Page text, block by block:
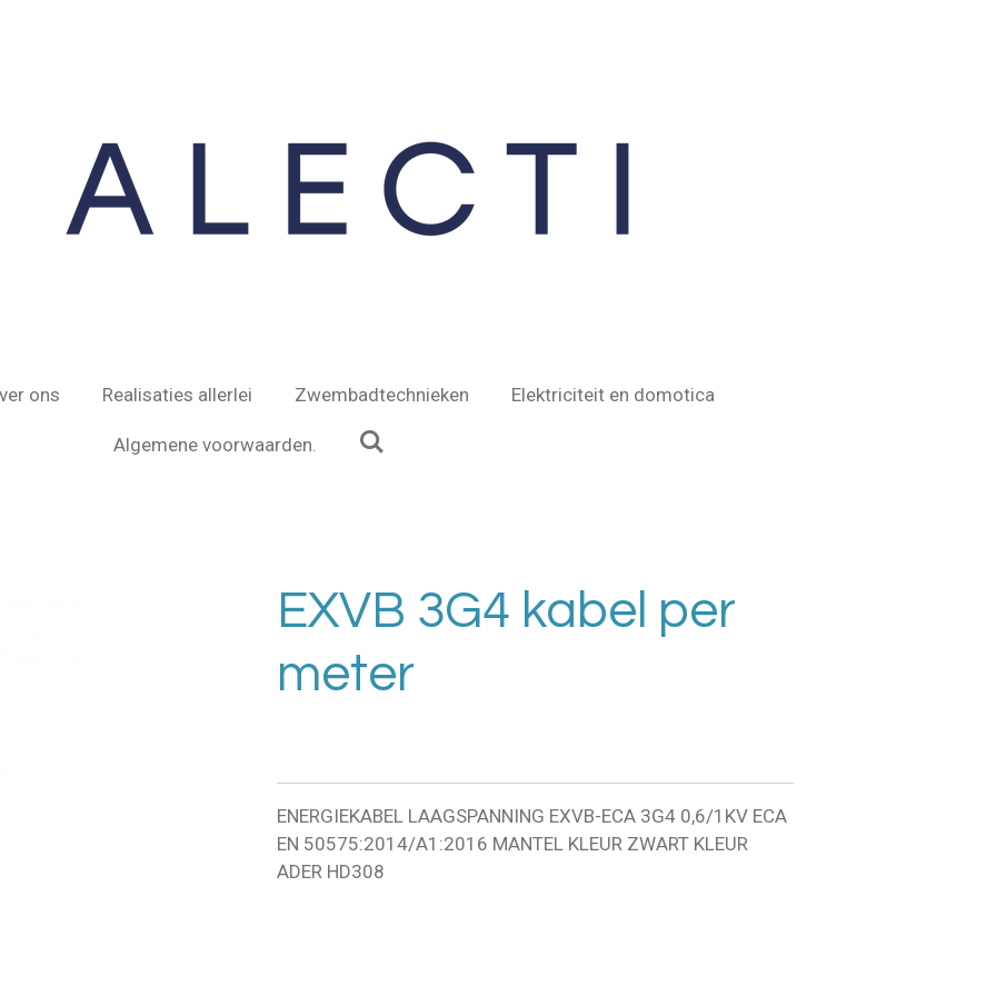
ons Realisaties allerlei Zwembadtechnieken Elektriciteit en domotica
Algemene voorwaarden.
EXVB 3G4 kabel per
meter
ENERGIEKABEL LAAGSPANNING EXVB-ECA 3G4 0,6/1KV ECA
EN 50575:2014/A1:2016 MANTEL KLEUR ZWART KLEUR
ADER HD308